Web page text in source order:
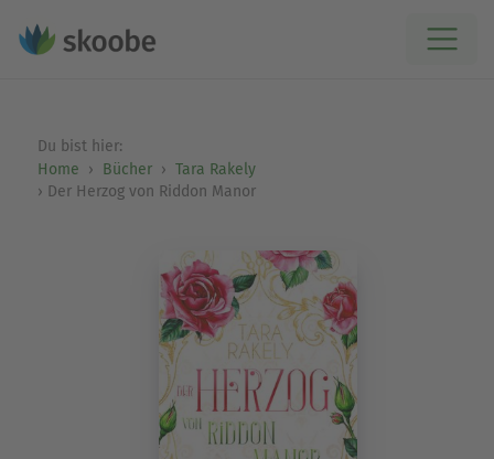
Du bist hier:
Home
Bücher
Tara Rakely
Der Herzog von Riddon Manor